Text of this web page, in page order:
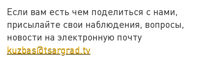
Если вам есть чем поделиться с нами,
присылайте свои наблюдения, вопросы,
новости на электронную почту
kuzbas@tsargrad.tv